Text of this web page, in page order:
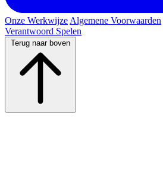
Onze Werkwijze Algemene Voorwaarden
Verantwoord Spelen
Terug naar boven